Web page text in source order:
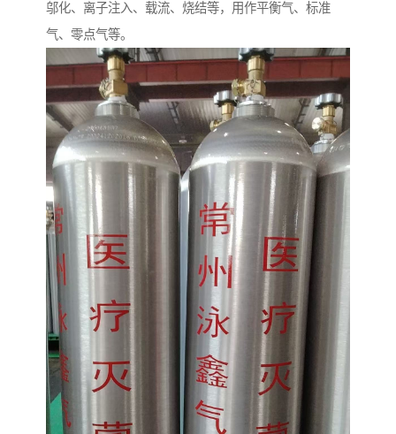
邬化、离子注入、载流、烧结等，用作平衡气、标准
气、零点气等。